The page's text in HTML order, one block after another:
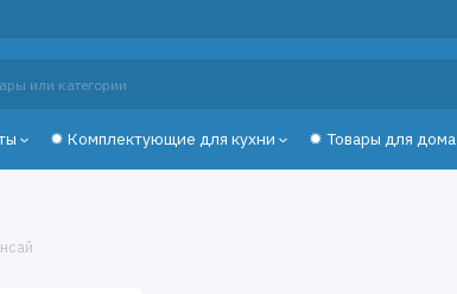
✹ Комплектующие для кухни ✹ Товары для дома